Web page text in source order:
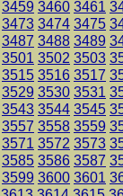
3459 3460 3461
3473 3474 3475
3487 3488 3489
3501 3502 3503
3515 3516 3517
3529 3530 3531
3543 3544 3545
3557 3558 3559
3571 3572 3573
3585 3586 3587
3599 3600 3601